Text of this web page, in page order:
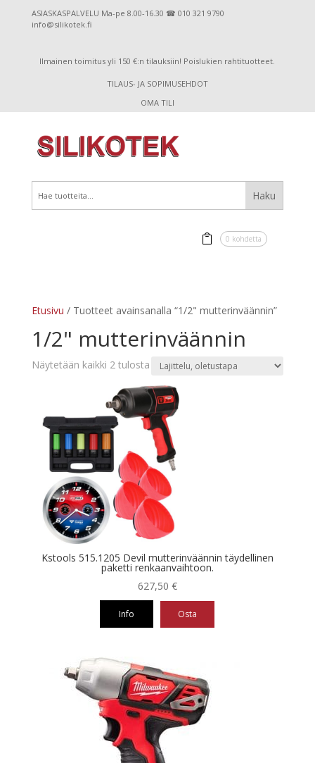
ASIASKASPALVELU Ma-pe 8.00-16.30 ☎ 010 321 9790
info@silikotek.fi
Ilmainen toimitus yli 150 €:n tilauksiin! Poislukien rahtituotteet.
TILAUS- JA SOPIMUSEHDOT
OMA TILI
0 kohdetta
Etusivu / Tuotteet avainsanalla “1/2" mutterinväännin”
1/2" mutterinväännin
Näytetään kaikki 2 tulosta
Kstools 515.1205 Devil mutterinväännin täydellinen
paketti renkaanvaihtoon.
627,50 €
Info Osta